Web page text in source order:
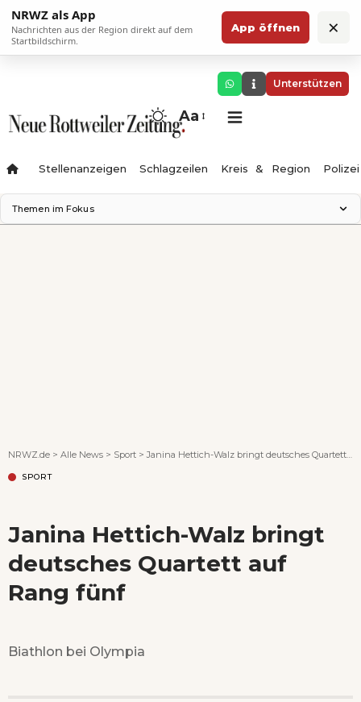
NRWZ als App
Nachrichten aus der Region direkt auf dem
Startbildschirm.
App öffnen ×
Unterstützen
Aa
Stellenanzeigen Schlagzeilen Kreis & Region Polizei
Themen im Fokus
NRWZ.de > Alle News > Sport >Janina Hettich-Walz bringt deutsches Quartett auf Rang fünf
SPORT
Janina Hettich-Walz bringt
deutsches Quartett auf
Rang fünf
Biathlon bei Olympia